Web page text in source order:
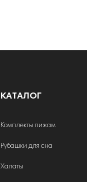
КАТАЛОГ
Комплекты пижам
Рубашки для сна
Халаты